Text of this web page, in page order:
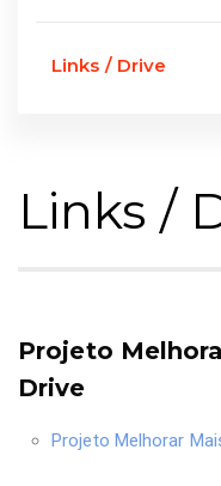
Links / Drive
Links /
Projeto
Drive
Projeto Melhorar